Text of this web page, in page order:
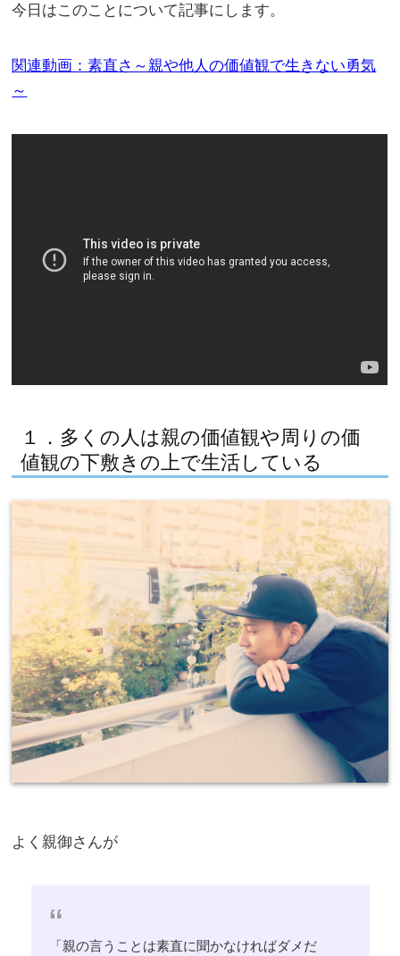
今日はこのことについて記事にします。
関連動画：素直さ～親や他人の価値観で生きない勇気
～
１．多くの人は親の価値観や周りの価
値観の下敷きの上で生活している
よく親御さんが
「親の言うことは素直に聞かなければダメだ